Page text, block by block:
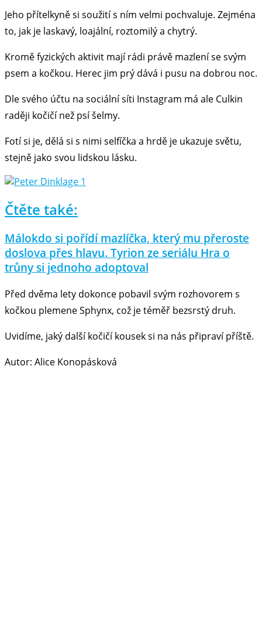
Jeho přítelkyně si soužití s ním velmi pochvaluje. Zejména
to, jak je laskavý, loajální, roztomilý a chytrý.
Kromě fyzických aktivit mají rádi právě mazlení se svým
psem a kočkou. Herec jim prý dává i pusu na dobrou noc.
Dle svého účtu na sociální síti Instagram má ale Culkin
raději kočičí než psí šelmy.
Fotí si je, dělá si s nimi selfíčka a hrdě je ukazuje světu,
stejně jako svou lidskou lásku.
Čtěte také:
Málokdo si pořídí mazlíčka, který mu přeroste
doslova přes hlavu. Tyrion ze seriálu Hra o
trůny si jednoho adoptoval
Před dvěma lety dokonce pobavil svým rozhovorem s
kočkou plemene Sphynx, což je téměř bezsrstý druh.
Uvidíme, jaký další kočičí kousek si na nás připraví příště.
Autor: Alice Konopásková